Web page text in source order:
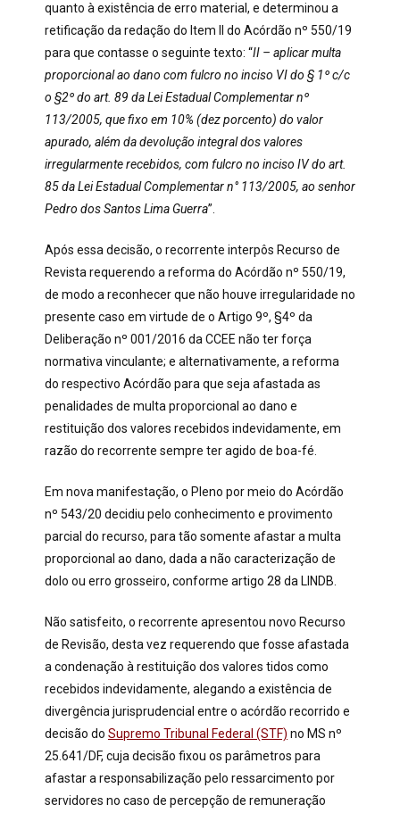
quanto à existência de erro material, e determinou a
retificação da redação do Item II do Acórdão nº 550/19
para que contasse o seguinte texto: “II – aplicar multa
proporcional ao dano com fulcro no inciso VI do § 1º c/c
o §2º do art. 89 da Lei Estadual Complementar nº
113/2005, que fixo em 10% (dez porcento) do valor
apurado, além da devolução integral dos valores
irregularmente recebidos, com fulcro no inciso IV do art.
85 da Lei Estadual Complementar n° 113/2005, ao senhor
Pedro dos Santos Lima Guerra”.
Após essa decisão, o recorrente interpôs Recurso de
Revista requerendo a reforma do Acórdão nº 550/19,
de modo a reconhecer que não houve irregularidade no
presente caso em virtude de o Artigo 9º, §4º da
Deliberação nº 001/2016 da CCEE não ter força
normativa vinculante; e alternativamente, a reforma
do respectivo Acórdão para que seja afastada as
penalidades de multa proporcional ao dano e
restituição dos valores recebidos indevidamente, em
razão do recorrente sempre ter agido de boa-fé.
Em nova manifestação, o Pleno por meio do Acórdão
nº 543/20 decidiu pelo conhecimento e provimento
parcial do recurso, para tão somente afastar a multa
proporcional ao dano, dada a não caracterização de
dolo ou erro grosseiro, conforme artigo 28 da LINDB.
Não satisfeito, o recorrente apresentou novo Recurso
de Revisão, desta vez requerendo que fosse afastada
a condenação à restituição dos valores tidos como
recebidos indevidamente, alegando a existência de
divergência jurisprudencial entre o acórdão recorrido e
decisão do Supremo Tribunal Federal (STF) no MS nº
25.641/DF, cuja decisão fixou os parâmetros para
afastar a responsabilização pelo ressarcimento por
servidores no caso de percepção de remuneração